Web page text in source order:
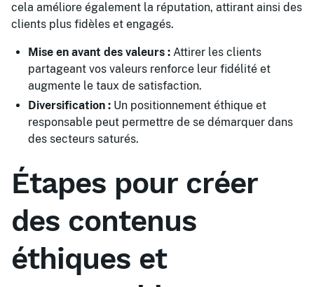
cela améliore également la réputation, attirant ainsi des
clients plus fidèles et engagés.
Mise en avant des valeurs : Attirer les clients
partageant vos valeurs renforce leur fidélité et
augmente le taux de satisfaction.
Diversification : Un positionnement éthique et
responsable peut permettre de se démarquer dans
des secteurs saturés.
Étapes pour créer
des contenus
éthiques et